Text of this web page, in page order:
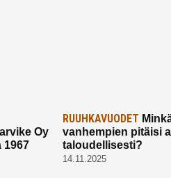
Oy
1967
RUUHKAVUODET
vanhempien pitäisi
taloudellisesti?
14.11.2025